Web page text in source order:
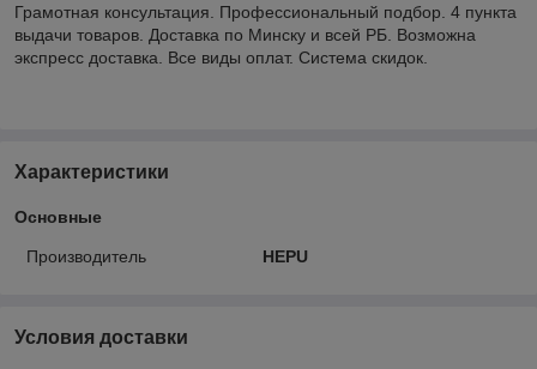
Грамотная консультация. Профессиональный подбор. 4 пункта
выдачи товаров. Доставка по Минску и всей РБ. Возможна
экспресс доставка. Все виды оплат. Система скидок.
Характеристики
Основные
Производитель HEPU
Условия доставки